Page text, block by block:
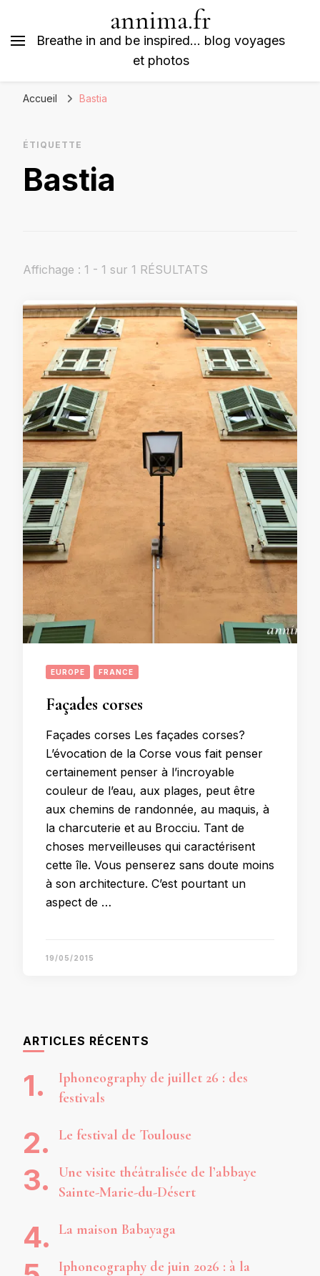
annima.fr
Breathe in and be inspired… blog voyages
et photos
Accueil Bastia
ÉTIQUETTE
Bastia
Affichage : 1 - 1 sur 1 RÉSULTATS
EUROPE FRANCE
Façades corses
Façades corses Les façades corses?
L’évocation de la Corse vous fait penser
certainement penser à l’incroyable
couleur de l’eau, aux plages, peut être
aux chemins de randonnée, au maquis, à
la charcuterie et au Brocciu. Tant de
choses merveilleuses qui caractérisent
cette île. Vous penserez sans doute moins
à son architecture. C’est pourtant un
aspect de …
19/05/2015
ARTICLES RÉCENTS
Iphoneography de juillet 26 : des
festivals
Le festival de Toulouse
Une visite théâtralisée de l’abbaye
Sainte-Marie-du-Désert
La maison Babayaga
Iphoneography de juin 2026 : à la